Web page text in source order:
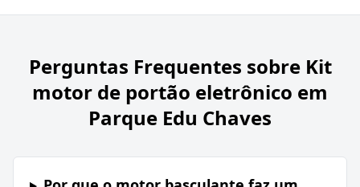
Perguntas Frequentes sobre Kit
motor de portão eletrônico em
Parque Edu Chaves